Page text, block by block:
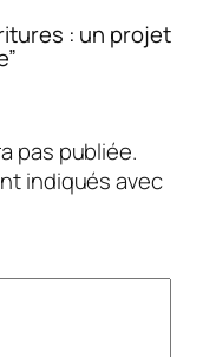
: un projet
pas publiée.
indiqués avec